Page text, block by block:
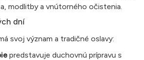
modlitby a vnútorného očistenia.
dní
svoj význam a tradičné oslavy:
predstavuje duchovnú prípravu s